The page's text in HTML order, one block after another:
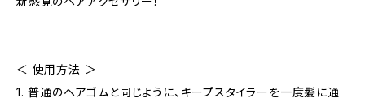
＜ 使用方法 ＞
1. 普通のヘアゴムと同じように、キープスタイラーを一度髪に通